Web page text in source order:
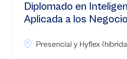
Diplomado en
Aplicada a los
Presencial y Hyflex